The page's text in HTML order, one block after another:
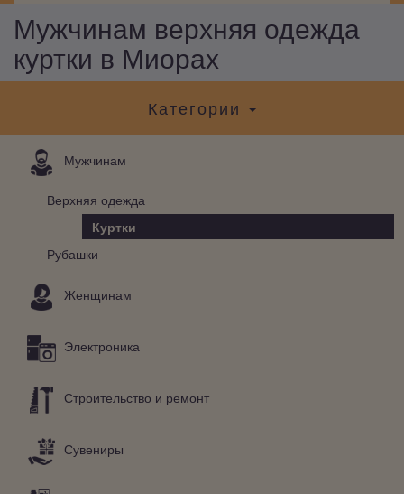
Мужчинам верхняя одежда
куртки в Миорах
Категории
Мужчинам
Верхняя одежда
Куртки
Рубашки
Женщинам
Электроника
Строительство и ремонт
Сувениры